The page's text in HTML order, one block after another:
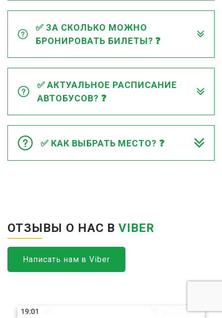
✅ ЗА СКОЛЬКО МОЖНО
БРОНИРОВАТЬ БИЛЕТЫ? ❓
✅ АКТУАЛЬНОЕ РАСПИСАНИЕ
АВТОБУСОВ? ❓
✅ КАК ВЫБРАТЬ МЕСТО? ❓
ОТЗЫВЫ О НАС ВVIBER
Написать нам в Viber